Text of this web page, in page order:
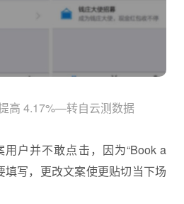
高 4.17%—转自云测数据
户并不敢点击，因为“Book a
填写，更改文案使更贴切当下场